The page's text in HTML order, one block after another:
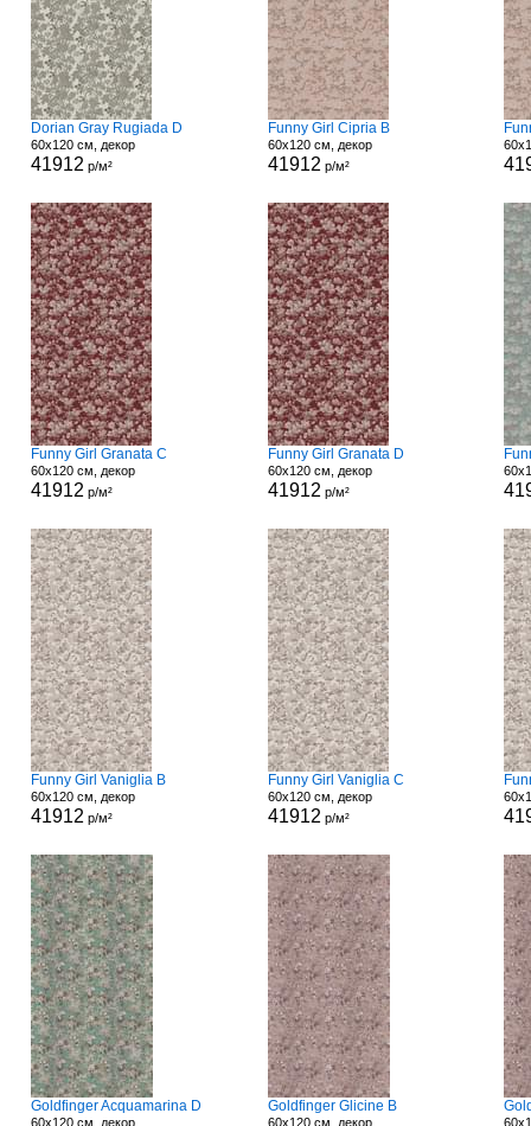
Dorian Gray Rugiada D
60x120 см, декор
41912 р/м²
Funny Girl Cipria B
60x120 см, декор
41912 р/м²
Funny Girl Granata C
60x120 см, декор
41912 р/м²
Funny Girl Granata D
60x120 см, декор
41912 р/м²
Funny Girl Vaniglia B
60x120 см, декор
41912 р/м²
Funny Girl Vaniglia C
60x120 см, декор
41912 р/м²
Goldfinger Acquamarina D
60x120 см, декор
Goldfinger Glicine B
60x120 см, декор